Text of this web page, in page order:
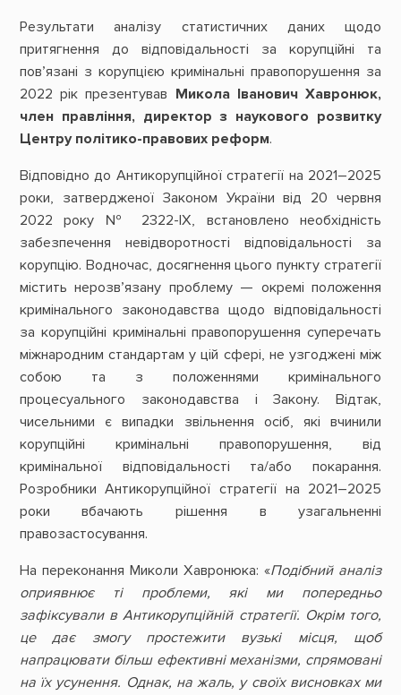
Результати аналізу статистичних даних щодо
притягнення до відповідальності за корупційні та
пов’язані з корупцією кримінальні правопорушення за
2022 рік презентував Микола Іванович Хавронюк,
член правління, директор з наукового розвитку
Центру політико-правових реформ.
Відповідно до Антикорупційної стратегії на 2021–2025
роки, затвердженої Законом України від 20 червня
2022 року № 2322-IX, встановлено необхідність
забезпечення невідворотності відповідальності за
корупцію. Водночас, досягнення цього пункту стратегії
містить нерозв’язану проблему — окремі положення
кримінального законодавства щодо відповідальності
за корупційні кримінальні правопорушення суперечать
міжнародним стандартам у цій сфері, не узгоджені між
собою та з положеннями кримінального
процесуального законодавства і Закону. Відтак,
чисельними є випадки звільнення осіб, які вчинили
корупційні кримінальні правопорушення, від
кримінальної відповідальності та/або покарання.
Розробники Антикорупційної стратегії на 2021–2025
роки вбачають рішення в узагальненні
правозастосування.
На переконання Миколи Хавронюка: «Подібний аналіз
оприявнює ті проблеми, які ми попередньо
зафіксували в Антикорупційній стратегії. Окрім того,
це дає змогу простежити вузькі місця, щоб
напрацювати більш ефективні механізми, спрямовані
на їх усунення. Однак, на жаль, у своїх висновках ми